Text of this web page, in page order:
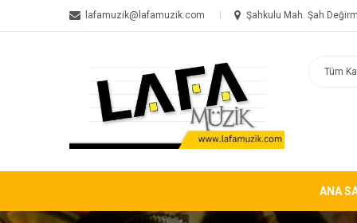
lafamuzik@lafamuzik.com Şahkulu Mah. Şah
ANA